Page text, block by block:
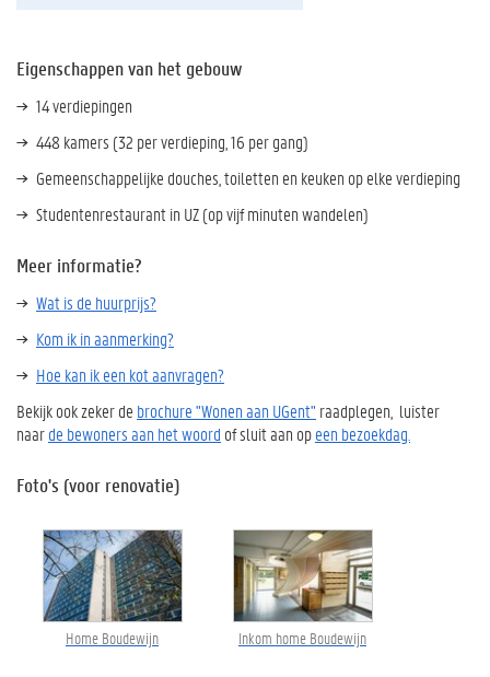
Eigenschappen van het gebouw
14 verdiepingen
448 kamers (32 per verdieping, 16 per gang)
Gemeenschappelijke douches, toiletten en keuken op elke verdieping
Studentenrestaurant in UZ (op vijf minuten wandelen)
Meer informatie?
Wat is de huurprijs?
Kom ik in aanmerking?
Hoe kan ik een kot aanvragen?
Bekijk ook zeker de brochure "Wonen aan UGent" raadplegen, luister
naarde bewoners aan het woord of sluit aan opeen bezoekdag.
Foto's (voor renovatie)
Home Boudewijn Inkom home Boudewijn